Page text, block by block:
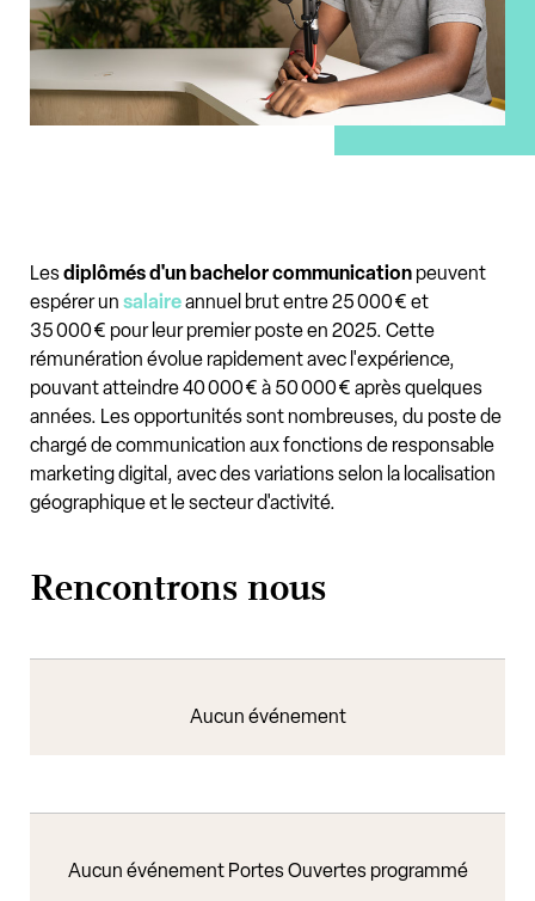
Lesdiplômés d'un bachelor communication peuvent
espérer un salaireannuel brut entre 25 000 € et
35 000 € pour leur premier poste en 2025. Cette
rémunération évolue rapidement avec l'expérience,
pouvant atteindre 40 000 € à 50 000 € après quelques
années. Les opportunités sont nombreuses, du poste de
chargé de communication aux fonctions de responsable
marketing digital, avec des variations selon la localisation
géographique et le secteur d'activité.
Rencontrons nous
Aucun événement
Aucun événement Portes Ouvertes programmé